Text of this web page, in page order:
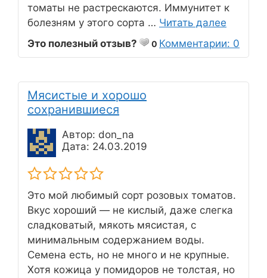
томаты не растрескаются. Иммунитет к
болезням у этого сорта … Читать далее
Это полезный отзыв?
0 Комментарии: 0
Мясистые и хорошо
сохранившиеся
Автор: don_na
Дата: 24.03.2019
Это мой любимый сорт розовых томатов.
Вкус хороший — не кислый, даже слегка
сладковатый, мякоть мясистая, с
минимальным содержанием воды.
Семена есть, но не много и не крупные.
Хотя кожица у помидоров не толстая, но